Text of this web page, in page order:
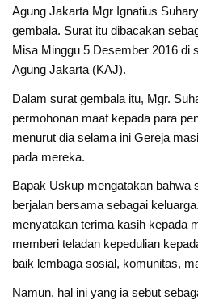
Agung Jakarta Mgr Ignatius
gembala. Surat itu dibacakan
Misa Minggu 5 Desember 2016 di
Agung Jakarta (KAJ).
Dalam surat gembala itu, Mgr.
permohonan maaf kepada para
menurut dia selama ini Gereja
pada mereka.
Bapak Uskup mengatakan bahwa
berjalan bersama sebagai
menyatakan terima kasih kepada
memberi teladan kepedulian
baik lembaga sosial, komunitas,
Namun, hal ini yang ia sebut